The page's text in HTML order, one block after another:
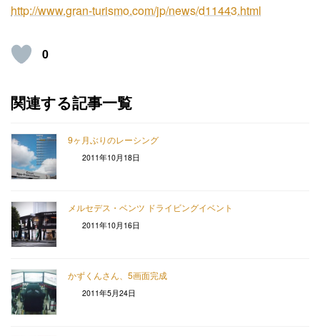
http://www.gran-turismo.com/jp/news/d11443.html
0
関連する記事一覧
9ヶ月ぶりのレーシング
2011年10月18日
メルセデス・ベンツ ドライビングイベント
2011年10月16日
かずくんさん、5画面完成
2011年5月24日